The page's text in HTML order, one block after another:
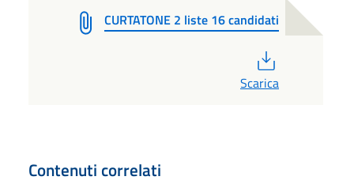
CURTATONE 2 liste 16 candidati
Scarica
Contenuti correlati